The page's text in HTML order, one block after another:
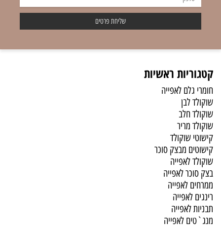
קטגוריות ראשיות
חומרי גלם לאפייה
שוקולד לבן
שוקולד חלב
שוקולד מריר
קישוטי שוקולד
קישוטים מבצק סוכר
שוקולד לאפייה
בצק סוכר לאפייה
ממרחים לאפייה
רינגים לאפייה
תבניות לאפייה
מנג`טים לאפייה